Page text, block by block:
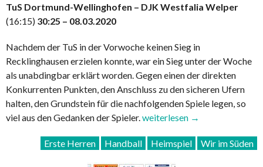
TuS Dortmund-Wellinghofen – DJK Westfalia Welper
(16:15) 30:25 – 08.03.2020
Nachdem der TuS in der Vorwoche keinen Sieg in
Recklinghausen erzielen konnte, war ein Sieg unter der Woche
als unabdingbar erklärt worden. Gegen einen der direkten
Konkurrenten Punkten, den Anschluss zu den sicheren Ufern
halten, den Grundstein für die nachfolgenden Spiele legen, so
viel aus den Gedanken der Spieler. „Erste
holt
weiterlesen →
Erste Herren Handball Heimspiel Wir im Süden